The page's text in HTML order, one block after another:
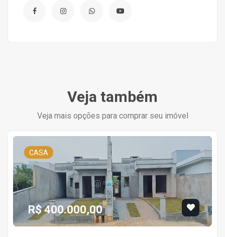
Veja também
Veja mais opções para comprar seu imóvel
CASA
R$ 400.000,00